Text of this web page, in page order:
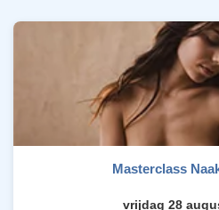
Masterclass
vrijdag 28